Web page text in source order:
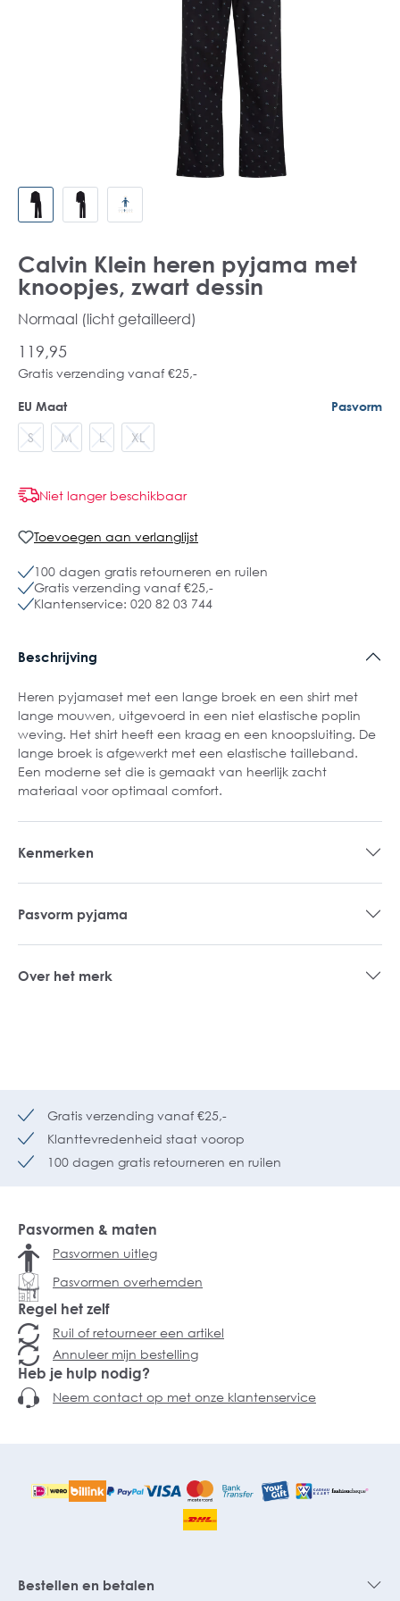
Calvin Klein heren pyjama met
knoopjes, zwart dessin
Normaal (licht getailleerd)
119,95
Gratis verzending vanaf €25,-
EU Maat Pasvorm
S M L XL
Niet langer beschikbaar
Toevoegen aan verlanglijst
100 dagen gratis retourneren en ruilen
Gratis verzending vanaf €25,-
Klantenservice: 020 82 03 744
Beschrijving
Heren pyjamaset met een lange broek en een shirt met
lange mouwen, uitgevoerd in een niet elastische poplin
weving. Het shirt heeft een kraag en een knoopsluiting. De
lange broek is afgewerkt met een elastische tailleband.
Een moderne set die is gemaakt van heerlijk zacht
materiaal voor optimaal comfort.
Kenmerken
Pasvorm pyjama
Over het merk
Gratis verzending vanaf €25,-
Klanttevredenheid staat voorop
100 dagen gratis retourneren en ruilen
Pasvormen & maten
Pasvormen uitleg
Pasvormen overhemden
Regel het zelf
Ruil of retourneer een artikel
Annuleer mijn bestelling
Heb je hulp nodig?
Neem contact op met onze klantenservice
Bestellen en betalen